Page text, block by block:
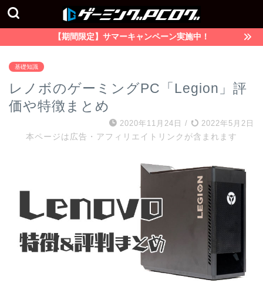
【期間限定】サマーキャンペーン実施中！
基礎知識
レノボのゲーミングPC「Legion」評
価や特徴まとめ
2020年11月24日 /
2022年5月2日
本ページは広告・アフィリエイトリンクが含まれます